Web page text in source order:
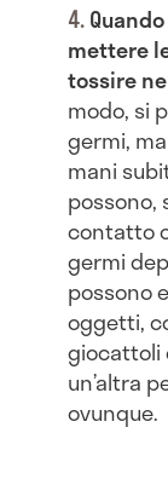
mettere
tossire
modo, si
germi,
mani
possono,
contatto
germi
possono
oggetti,
giocattoli
un’altra
ovunque.